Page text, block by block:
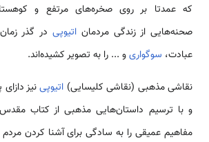
که عمدتا بر روی صخره‌های مرتفع و
صحنه‌هایی از زندگی مردماناتیوپی در گذر
عبادت، سوگواریو ... را به تصویر کشیده‌اند.
نقاشی مذهبی (نقاشی کلیسایی) اتیوپینیز
و با ترسیم داستان‌هایی مذهبی از کتاب مقدس
مفاهیم عمیقی را به سادگی برای آشنا کردن